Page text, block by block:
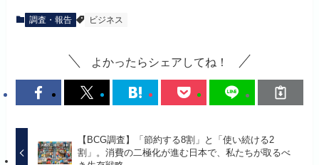
調査・報告 ビジネス
よかったらシェアしてね！
【BCG調査】「節約する8割」と「使い続ける2
割」。消費の二極化が進む日本で、私たちが取るべ